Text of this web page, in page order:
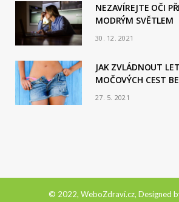
NEZAVÍREJTE OČI
MODRÝM SVĚTLEM
30. 12. 2021
JAK ZVLÁDNOUT
MOČOVÝCH CEST
27. 5. 2021
© 2022, WeboZdraví.cz, Designed